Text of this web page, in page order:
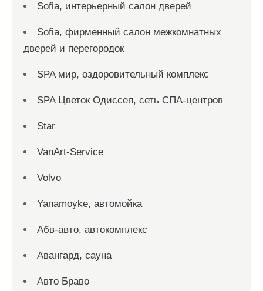
Sofia, интерьерный салон дверей
Sofia, фирменный салон межкомнатных
дверей и перегородок
SPA мир, оздоровительный комплекс
SPA Цветок Одиссея, сеть СПА-центров
Star
VanArt-Service
Volvo
Yanamoyke, автомойка
Абв-авто, автокомплекс
Авангард, сауна
Авто Браво